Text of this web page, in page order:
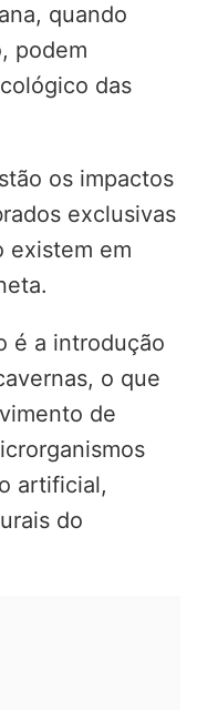
quando
podem
das
os impactos
exclusivas
existem em
é a introdução
o que
de
artificial,
do